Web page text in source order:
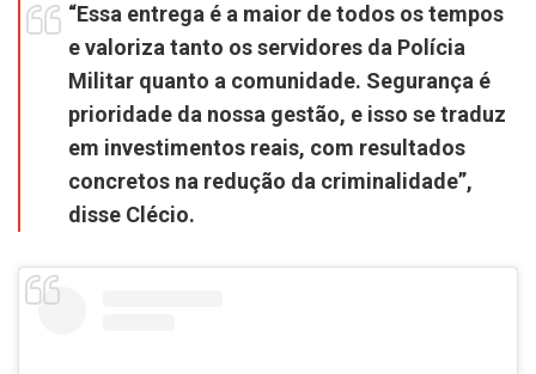
“Essa entrega é a maior de todos os tempos
e valoriza tanto os servidores da Polícia
Militar quanto a comunidade. Segurança é
prioridade da nossa gestão, e isso se traduz
em investimentos reais, com resultados
concretos na redução da criminalidade”,
disse Clécio.